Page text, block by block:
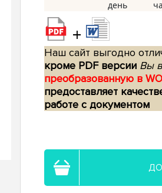
+
Наш сайт выгодно
кроме PDF версии Вы
преобразованную в
предоставляет
работе с документом